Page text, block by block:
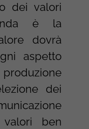
dei valori
è la
dovrà
aspetto
dei
ben